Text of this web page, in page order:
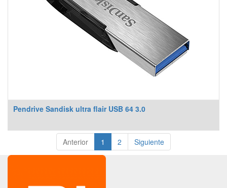
Pendrive Sandisk ultra flair USB 64 3.0
Anterior 1 2 Siguiente